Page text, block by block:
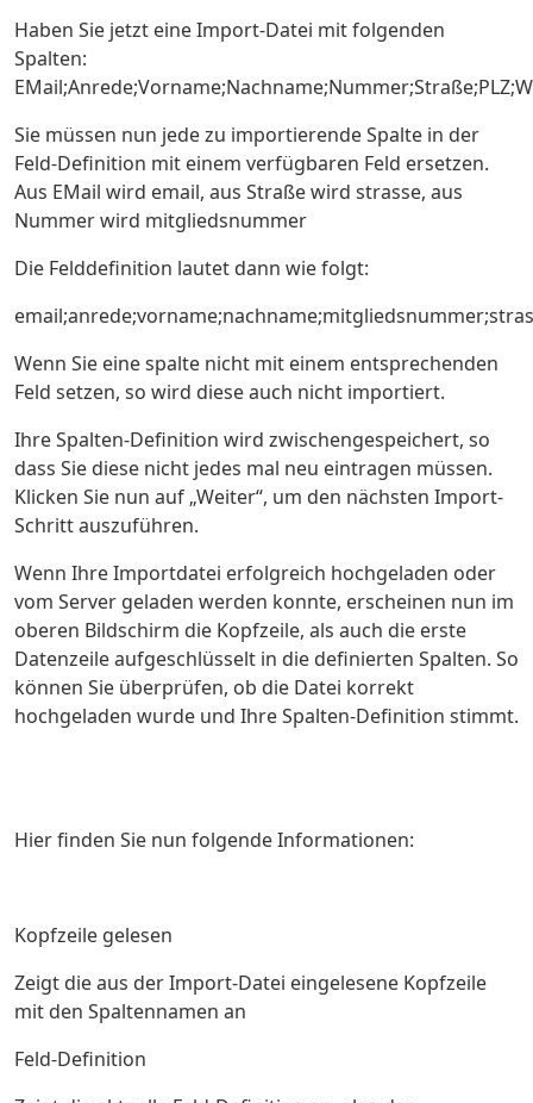
Haben Sie jetzt eine Import-Datei mit folgenden
Spalten:
Sie müssen nun jede zu importierende Spalte in der
Feld-Definition mit einem verfügbaren Feld ersetzen.
Aus EMail wird email, aus Straße wird strasse, aus
Nummer wird mitgliedsnummer
Die Felddefinition lautet dann wie folgt:
Wenn Sie eine spalte nicht mit einem entsprechenden
Feld setzen, so wird diese auch nicht importiert.
Ihre Spalten-Definition wird zwischengespeichert, so
dass Sie diese nicht jedes mal neu eintragen müssen.
Klicken Sie nun auf „Weiter“, um den nächsten Import-
Schritt auszuführen.
Wenn Ihre Importdatei erfolgreich hochgeladen oder
vom Server geladen werden konnte, erscheinen nun im
oberen Bildschirm die Kopfzeile, als auch die erste
Datenzeile aufgeschlüsselt in die definierten Spalten. So
können Sie überprüfen, ob die Datei korrekt
hochgeladen wurde und Ihre Spalten-Definition stimmt.
Hier finden Sie nun folgende Informationen:
Kopfzeile gelesen
Zeigt die aus der Import-Datei eingelesene Kopfzeile
mit den Spaltennamen an
Feld-Definition